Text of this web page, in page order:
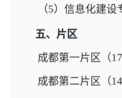
（5） 信息化建设
五、片区
成都第一片区（
成都第二片区（